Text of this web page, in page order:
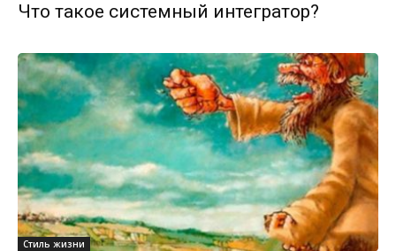
Что такое системный интегратор?
Стиль жизни